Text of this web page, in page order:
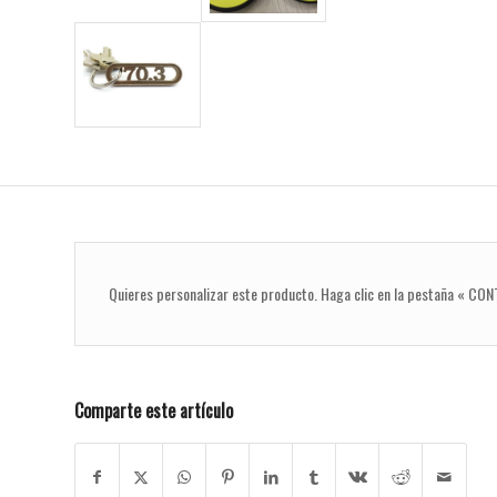
Quieres personalizar este producto. Haga clic en la pestaña «
Comparte este artículo